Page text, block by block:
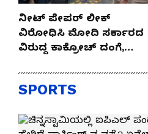
ನೀಟ್ ಪೇಪರ್ ಲೀಕ್
ವಿರೋಧಿಸಿ ಮೋದಿ ಸರ್ಕಾರದ
ವಿರುದ್ದ ಕಾಕ್ರೋಚ್ ದಂಗೆ,
SPORTS